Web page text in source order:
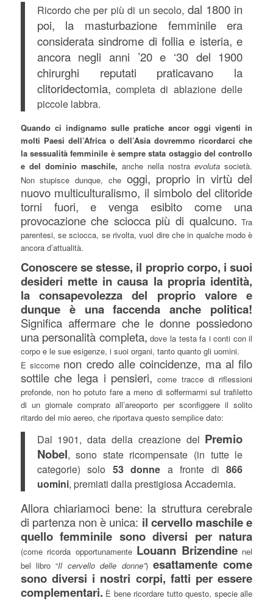
Ricordo che per più di un secolo, dal 1800 in
poi, la masturbazione femminile era
considerata sindrome di follia e isteria, e
ancora negli anni ’20 e ‘30 del 1900
chirurghi reputati praticavano la
clitoridectomia, completa di ablazione delle
piccole labbra.
Quando ci indignamo sulle pratiche ancor oggi vigenti in
molti Paesi dell’Africa o dell’Asia dovremmo ricordarci che
la sessualità femminile è sempre stata ostaggio del controllo
e del dominio maschile, anche nella nostraevoluta società.
Non stupisce dunque, che oggi, proprio in virtù del
nuovo multiculturalismo, il simbolo del clitoride
torni fuori,
e venga esibito come una
provocazione che sciocca più di qualcuno. Tra
parentesi, se sciocca, se rivolta, vuol dire che in qualche modo è
ancora d’attualità.
Conoscere se stesse, il proprio corpo, i suoi
desideri mette in causa la propria identità,
la consapevolezza del proprio valore e
dunque è una faccenda anche politica!
Significa affermare che le donne possiedono
una personalità completa, dove la testa fa i conti con il
corpo e le sue esigenze, i suoi organi, tanto quanto gli uomini.
E siccome non credo alle coincidenze, ma al filo
sottile che lega i pensieri, come tracce di riflessioni
profonde, non ho potuto fare a meno di soffermarmi sul trafiletto
di un giornale comprato all’areoporto per sconfiggere il solito
ritardo del mio aereo, che riportava questo semplice dato:
Dal 1901, data della creazione del Premio
Nobel, sono state ricompensate (in tutte le
categorie) solo 53 donne a fronte di866
uomini, premiati dalla prestigiosa Accademia.
Allora chiariamoci bene: la struttura cerebrale
di partenza non è unica: il cervello maschile e
quello femminile sono diversi per natura
(come ricorda opportunamente Louann Brizendinenel
bel libro “Il cervello delle donne”)esattamente come
sono diversi i nostri corpi, fatti per essere
complementari. È bene ricordare tutto questo, specie alle